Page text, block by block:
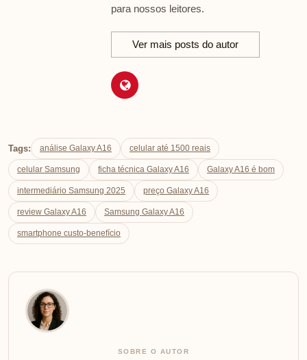
para nossos leitores.
Ver mais posts do autor
Tags: análise Galaxy A16 celular até 1500 reais
celular Samsung ficha técnica Galaxy A16 Galaxy A16 é bom
intermediário Samsung 2025 preço Galaxy A16
review Galaxy A16 Samsung Galaxy A16
smartphone custo-benefício
SOBRE O AUTOR